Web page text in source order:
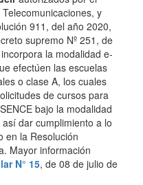
y
911, del año 2020,
supremo Nº 251, de
la modalidad e-
efectúen las escuelas
o clase A, los cuales
de cursos para
bajo la modalidad
dar cumplimiento a lo
en la Resolución
Mayor información
N° 15, de 08 de julio de